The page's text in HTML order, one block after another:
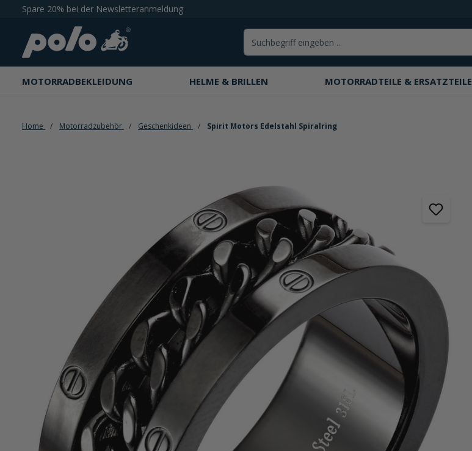
Zur Hauptnavigation springen
Spare 20% bei der Newsletteranmeldung
MOTORRADBEKLEIDUNG HELME & BRILLEN MOTORRADTEILE & ERSATZTEILE
Home Motorradzubehör Geschenkideen Spirit Motors Edelstahl Spiralring